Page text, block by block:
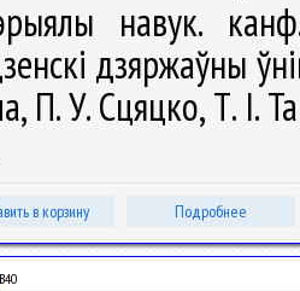
навук.
дзяржаўны
П. У. Сцяцко, Т. І.
в корзину Подробнее
В40